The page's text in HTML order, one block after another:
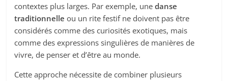
contextes plus larges. Par exemple, unedanse
traditionnelle ou un rite festif ne doivent pas être
considérés comme des curiosités exotiques, mais
comme des expressions singulières de manières de
vivre, de penser et d’être au monde.
Cette approche nécessite de combiner plusieurs